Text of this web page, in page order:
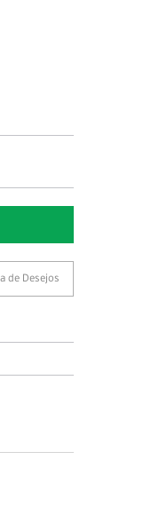
de Desejos